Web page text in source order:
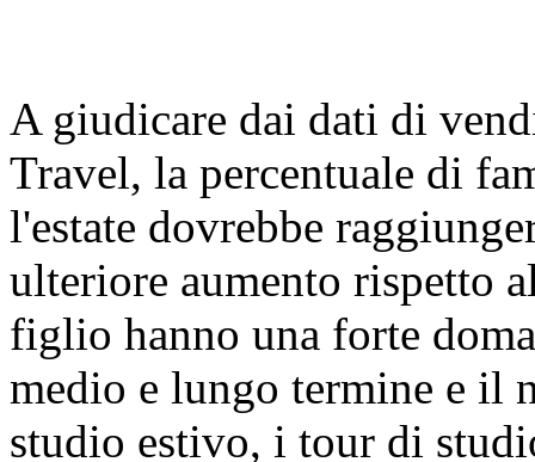
A giudicare dai dati di
Travel, la percentuale di
l'estate dovrebbe
ulteriore aumento rispetto
figlio hanno una forte
medio e lungo termine e il
studio estivo, i tour di